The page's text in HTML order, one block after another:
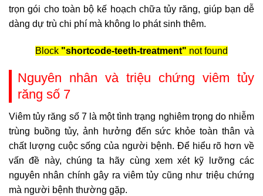
trọn gói cho toàn bộ kế hoạch chữa tủy răng, giúp bạn dễ
dàng dự trù chi phí mà không lo phát sinh thêm.
Block "shortcode-teeth-treatment" not found
Nguyên nhân và triệu chứng viêm tủy
răng số 7
Viêm tủy răng số 7 là một tình trạng nghiêm trọng do nhiễm
trùng buồng tủy, ảnh hưởng đến sức khỏe toàn thân và
chất lượng cuộc sống của người bệnh. Để hiểu rõ hơn về
vấn đề này, chúng ta hãy cùng xem xét kỹ lưỡng các
nguyên nhân chính gây ra viêm tủy cũng như triệu chứng
mà người bệnh thường gặp.